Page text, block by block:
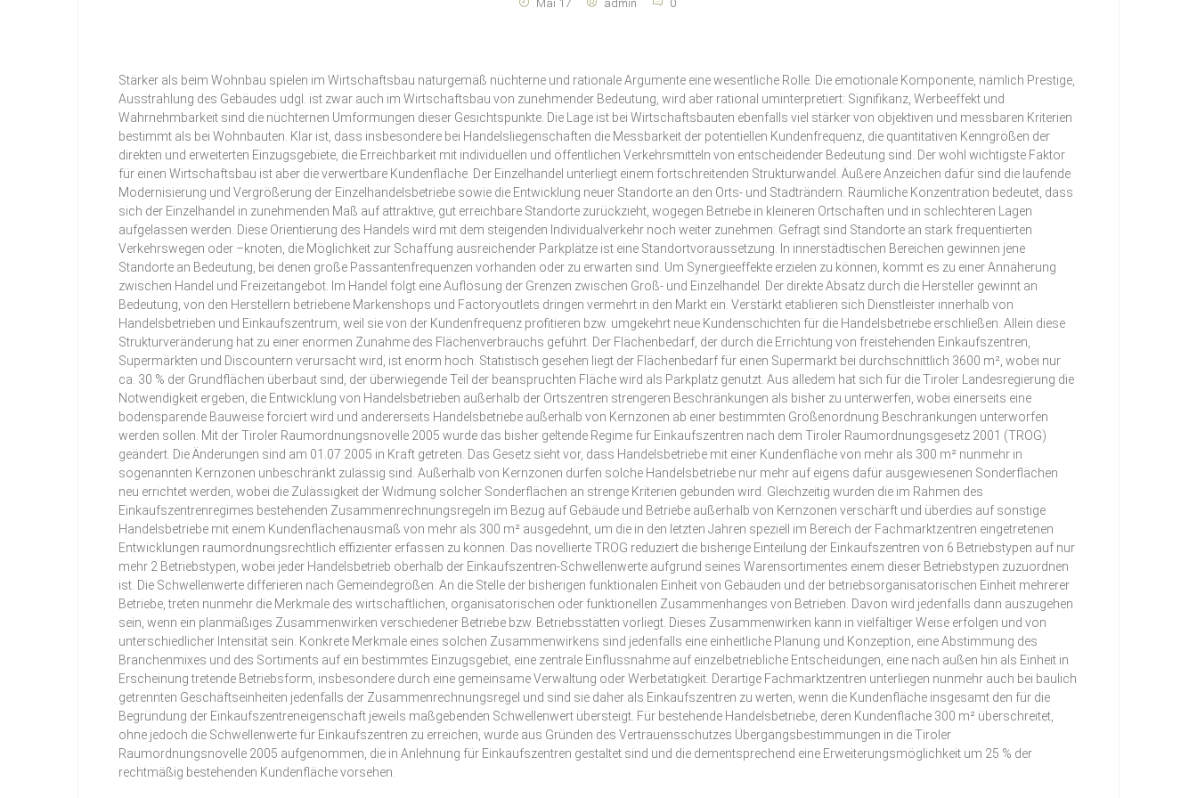
Mai 17 admin 0
Stärker als beim Wohnbau spielen im Wirtschaftsbau naturgemäß nüchterne und rationale Argumente eine wesentliche Rolle. Die emotionale Komponente, nämlich Prestige,
Ausstrahlung des Gebäudes udgl. ist zwar auch im Wirtschaftsbau von zunehmender Bedeutung, wird aber rational uminterpretiert: Signifikanz, Werbeeffekt und
Wahrnehmbarkeit sind die nüchternen Umformungen dieser Gesichtspunkte. Die Lage ist bei Wirtschaftsbauten ebenfalls viel stärker von objektiven und messbaren Kriterien
bestimmt als bei Wohnbauten. Klar ist, dass insbesondere bei Handelsliegenschaften die Messbarkeit der potentiellen Kundenfrequenz, die quantitativen Kenngrößen der
direkten und erweiterten Einzugsgebiete, die Erreichbarkeit mit individuellen und öffentlichen Verkehrsmitteln von entscheidender Bedeutung sind. Der wohl wichtigste Faktor
für einen Wirtschaftsbau ist aber die verwertbare Kundenfläche. Der Einzelhandel unterliegt einem fortschreitenden Strukturwandel. Äußere Anzeichen dafür sind die laufende
Modernisierung und Vergrößerung der Einzelhandelsbetriebe sowie die Entwicklung neuer Standorte an den Orts- und Stadträndern. Räumliche Konzentration bedeutet, dass
sich der Einzelhandel in zunehmenden Maß auf attraktive, gut erreichbare Standorte zurückzieht, wogegen Betriebe in kleineren Ortschaften und in schlechteren Lagen
aufgelassen werden. Diese Orientierung des Handels wird mit dem steigenden Individualverkehr noch weiter zunehmen. Gefragt sind Standorte an stark frequentierten
Verkehrswegen oder –knoten, die Möglichkeit zur Schaffung ausreichender Parkplätze ist eine Standortvoraussetzung. In innerstädtischen Bereichen gewinnen jene
Standorte an Bedeutung, bei denen große Passantenfrequenzen vorhanden oder zu erwarten sind. Um Synergieeffekte erzielen zu können, kommt es zu einer Annäherung
zwischen Handel und Freizeitangebot. Im Handel folgt eine Auflösung der Grenzen zwischen Groß- und Einzelhandel. Der direkte Absatz durch die Hersteller gewinnt an
Bedeutung, von den Herstellern betriebene Markenshops und Factoryoutlets dringen vermehrt in den Markt ein. Verstärkt etablieren sich Dienstleister innerhalb von
Handelsbetrieben und Einkaufszentrum, weil sie von der Kundenfrequenz profitieren bzw. umgekehrt neue Kundenschichten für die Handelsbetriebe erschließen. Allein diese
Strukturveränderung hat zu einer enormen Zunahme des Flächenverbrauchs geführt. Der Flächenbedarf, der durch die Errichtung von freistehenden Einkaufszentren,
Supermärkten und Discountern verursacht wird, ist enorm hoch. Statistisch gesehen liegt der Flächenbedarf für einen Supermarkt bei durchschnittlich 3600 m², wobei nur
ca. 30 % der Grundflächen überbaut sind, der überwiegende Teil der beanspruchten Fläche wird als Parkplatz genutzt. Aus alledem hat sich für die Tiroler Landesregierung die
Notwendigkeit ergeben, die Entwicklung von Handelsbetrieben außerhalb der Ortszentren strengeren Beschränkungen als bisher zu unterwerfen, wobei einerseits eine
bodensparende Bauweise forciert wird und andererseits Handelsbetriebe außerhalb von Kernzonen ab einer bestimmten Größenordnung Beschränkungen unterworfen
werden sollen. Mit der Tiroler Raumordnungsnovelle 2005 wurde das bisher geltende Regime für Einkaufszentren nach dem Tiroler Raumordnungsgesetz 2001 (TROG)
geändert. Die Änderungen sind am 01.07.2005 in Kraft getreten. Das Gesetz sieht vor, dass Handelsbetriebe mit einer Kundenfläche von mehr als 300 m² nunmehr in
sogenannten Kernzonen unbeschränkt zulässig sind. Außerhalb von Kernzonen dürfen solche Handelsbetriebe nur mehr auf eigens dafür ausgewiesenen Sonderflächen
neu errichtet werden, wobei die Zulässigkeit der Widmung solcher Sonderflächen an strenge Kriterien gebunden wird. Gleichzeitig wurden die im Rahmen des
Einkaufszentrenregimes bestehenden Zusammenrechnungsregeln im Bezug auf Gebäude und Betriebe außerhalb von Kernzonen verschärft und überdies auf sonstige
Handelsbetriebe mit einem Kundenflächenausmaß von mehr als 300 m² ausgedehnt, um die in den letzten Jahren speziell im Bereich der Fachmarktzentren eingetretenen
Entwicklungen raumordnungsrechtlich effizienter erfassen zu können. Das novellierte TROG reduziert die bisherige Einteilung der Einkaufszentren von 6 Betriebstypen auf nur
mehr 2 Betriebstypen, wobei jeder Handelsbetrieb oberhalb der Einkaufszentren-Schwellenwerte aufgrund seines Warensortimentes einem dieser Betriebstypen zuzuordnen
ist. Die Schwellenwerte differieren nach Gemeindegrößen. An die Stelle der bisherigen funktionalen Einheit von Gebäuden und der betriebsorganisatorischen Einheit mehrerer
Betriebe, treten nunmehr die Merkmale des wirtschaftlichen, organisatorischen oder funktionellen Zusammenhanges von Betrieben. Davon wird jedenfalls dann auszugehen
sein, wenn ein planmäßiges Zusammenwirken verschiedener Betriebe bzw. Betriebsstätten vorliegt. Dieses Zusammenwirken kann in vielfältiger Weise erfolgen und von
unterschiedlicher Intensität sein. Konkrete Merkmale eines solchen Zusammenwirkens sind jedenfalls eine einheitliche Planung und Konzeption, eine Abstimmung des
Branchenmixes und des Sortiments auf ein bestimmtes Einzugsgebiet, eine zentrale Einflussnahme auf einzelbetriebliche Entscheidungen, eine nach außen hin als Einheit in
Erscheinung tretende Betriebsform, insbesondere durch eine gemeinsame Verwaltung oder Werbetätigkeit. Derartige Fachmarktzentren unterliegen nunmehr auch bei baulich
getrennten Geschäftseinheiten jedenfalls der Zusammenrechnungsregel und sind sie daher als Einkaufszentren zu werten, wenn die Kundenfläche insgesamt den für die
Begründung der Einkaufszentreneigenschaft jeweils maßgebenden Schwellenwert übersteigt. Für bestehende Handelsbetriebe, deren Kundenfläche 300 m² überschreitet,
ohne jedoch die Schwellenwerte für Einkaufszentren zu erreichen, wurde aus Gründen des Vertrauensschutzes Übergangsbestimmungen in die Tiroler
Raumordnungsnovelle 2005 aufgenommen, die in Anlehnung für Einkaufszentren gestaltet sind und die dementsprechend eine Erweiterungsmöglichkeit um 25 % der
rechtmäßig bestehenden Kundenfläche vorsehen.